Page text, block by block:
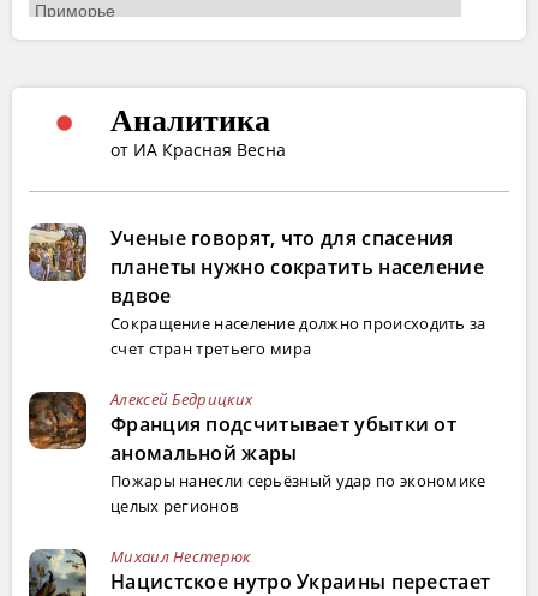
Аналитика
от ИА Красная Весна
Ученые говорят, что для спасения
планеты нужно сократить население
вдвое
Сокращение население должно происходить за
счет стран третьего мира
Алексей Бедрицких
Франция подсчитывает убытки от
аномальной жары
Пожары нанесли серьёзный удар по экономике
целых регионов
Михаил Нестерюк
Нацистское нутро Украины перестает